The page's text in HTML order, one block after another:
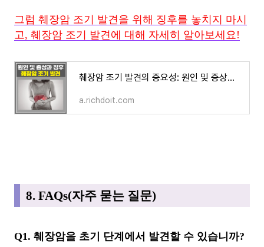
그럼 췌장암 조기 발견을 위해 징후를 놓치지 마시
고, 췌장암 조기 발견에 대해 자세히 알아보세요!
췌장암 조기 발견의 중요성: 원인 및 증상과 징후, 전략 및 해결책
a.richdoit.com
8. FAQs(자주 묻는 질문)
Q1. 췌장암을 초기 단계에서 발견할 수 있습니까?